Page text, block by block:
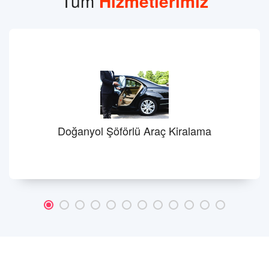
Doğanyol Şöförlü Araç Kiralama